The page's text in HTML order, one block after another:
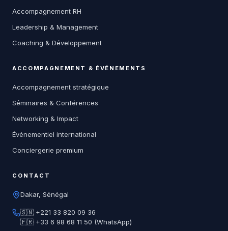
Accompagnement RH
Leadership & Management
Coaching & Développement
ACCOMPAGNEMENT & ÉVÉNEMENTS
Accompagnement stratégique
Séminaires & Conférences
Networking & Impact
Événementiel international
Conciergerie premium
CONTACT
Dakar, Sénégal
🇸🇳 +221 33 820 09 36
🇫🇷 +33 6 98 68 11 50 (WhatsApp)